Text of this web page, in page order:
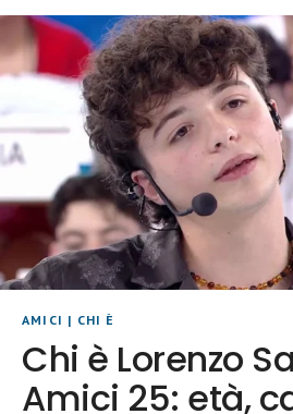
AMICI | CHI È
Chi è Lorenzo
Amici 25: età,